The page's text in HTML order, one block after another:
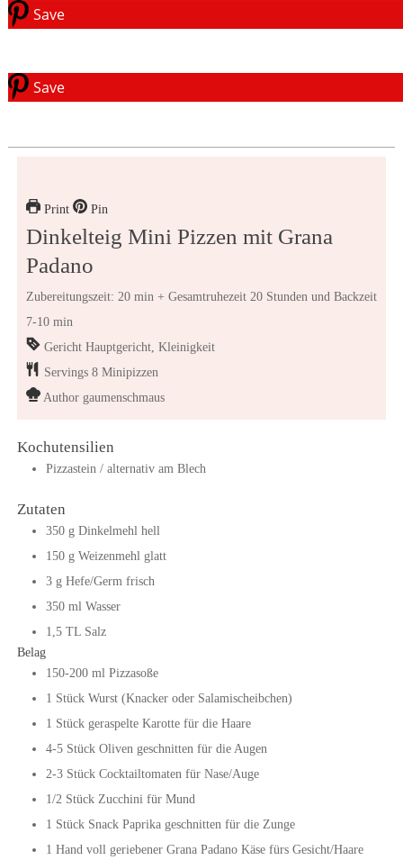
Save
Save
Print Pin
Dinkelteig Mini Pizzen mit Grana
Padano
Zubereitungszeit: 20 min + Gesamtruhezeit 20 Stunden und Backzeit
7-10 min
Gericht Hauptgericht, Kleinigkeit
Servings 8 Minipizzen
Author gaumenschmaus
Kochutensilien
Pizzastein / alternativ am Blech
Zutaten
350 g Dinkelmehl hell
150 g Weizenmehl glatt
3 g Hefe/Germ frisch
350 ml Wasser
1,5 TL Salz
Belag
150-200 ml Pizzasoße
1 Stück Wurst (Knacker oder Salamischeibchen)
1 Stück geraspelte Karotte für die Haare
4-5 Stück Oliven geschnitten für die Augen
2-3 Stück Cocktailtomaten für Nase/Auge
1/2 Stück Zucchini für Mund
1 Stück Snack Paprika geschnitten für die Zunge
1 Hand voll geriebener Grana Padano Käse fürs Gesicht/Haare